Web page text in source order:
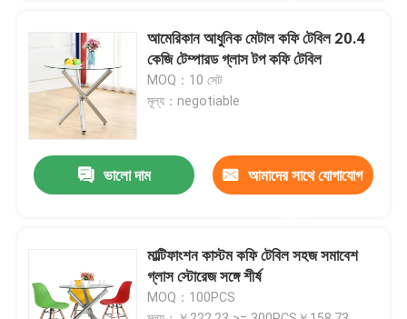
যোগাযোগ করুন
উদ্ধৃতির জন্য আবেদন
বাড়ির ঘরের আসবাবপত্র
লিভিং রুমের আসবাবপত্র
ডাইনিং রুম আসবাবপত্র
আমেরিকান আধুনিক মেটাল কফি টেবিল 20.4
কেজি টেম্পারড গ্লাস টপ কফি টেবিল
MOQ：10 সেট
মূল্য：negotiable
ভালো দাম আমাদের সাথে যোগাযোগ
মাল্টিফাংশন কাস্টম কফি টেবিল সহজ সমাবেশ
গ্লাস স্টোরেজ সঙ্গে শীর্ষ
MOQ：100PCS